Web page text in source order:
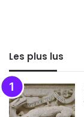
Les plus lus